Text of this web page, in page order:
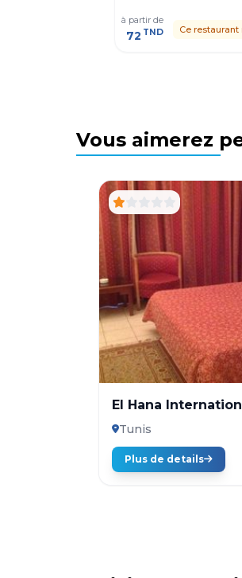
à partir de
72 TND Ce restaurant
Vous aimerez
El Hana
Tunis
Plus de details